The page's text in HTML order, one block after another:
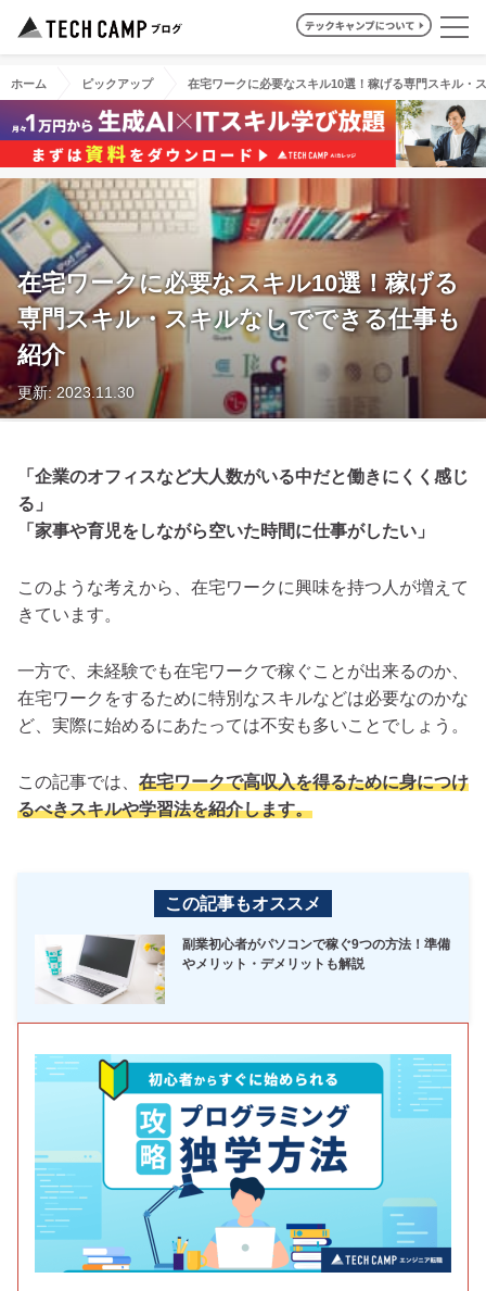
ホーム ピックアップ 在宅ワークに必要なスキル10選！稼げる専門スキル・
在宅ワークに必要なスキル10選！稼げる
専門スキル・スキルなしでできる仕事も
紹介
更新: 2023.11.30
「企業のオフィスなど大人数がいる中だと働きにくく感じ
る」
「家事や育児をしながら空いた時間に仕事がしたい」
このような考えから、在宅ワークに興味を持つ人が増えて
きています。
一方で、未経験でも在宅ワークで稼ぐことが出来るのか、
在宅ワークをするために特別なスキルなどは必要なのかな
ど、実際に始めるにあたっては不安も多いことでしょう。
この記事では、 在宅ワークで高収入を得るために身につけ
るべきスキルや学習法を紹介します。
この記事もオススメ
副業初心者がパソコンで稼ぐ9つの方法！準備
やメリット・デメリットも解説